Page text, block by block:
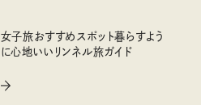
女子旅おすすめスポット暮らすよう
に心地いいリンネル旅ガイド